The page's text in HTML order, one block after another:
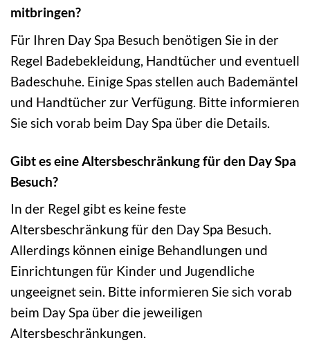
mitbringen?
Für Ihren Day Spa Besuch benötigen Sie in der
Regel Badebekleidung, Handtücher und eventuell
Badeschuhe. Einige Spas stellen auch Bademäntel
und Handtücher zur Verfügung. Bitte informieren
Sie sich vorab beim Day Spa über die Details.
Gibt es eine Altersbeschränkung für den Day Spa
Besuch?
In der Regel gibt es keine feste
Altersbeschränkung für den Day Spa Besuch.
Allerdings können einige Behandlungen und
Einrichtungen für Kinder und Jugendliche
ungeeignet sein. Bitte informieren Sie sich vorab
beim Day Spa über die jeweiligen
Altersbeschränkungen.